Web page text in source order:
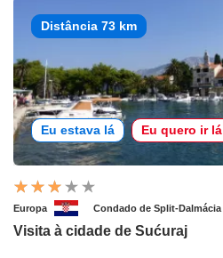
Distância 73 km
Eu estava lá Eu quero ir lá
Europa Condado de Split-Dalmácia
Visita à cidade de Sućuraj